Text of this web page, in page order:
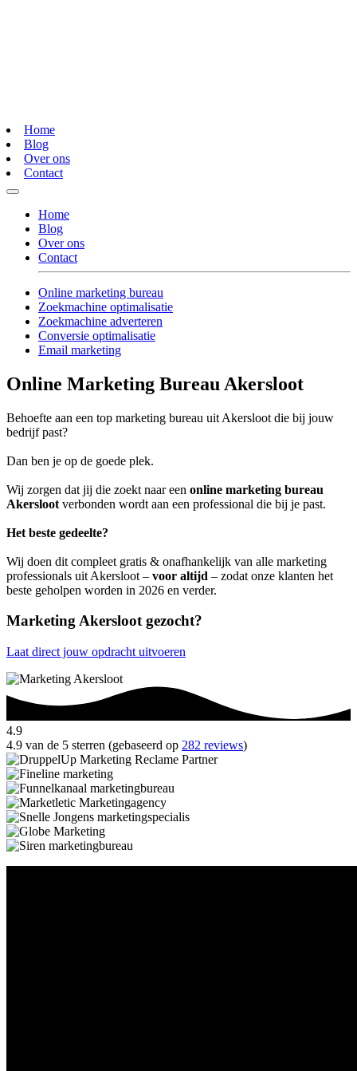
Home
Blog
Over ons
Contact
Home
Blog
Over ons
Contact
Online marketing bureau
Zoekmachine optimalisatie
Zoekmachine adverteren
Conversie optimalisatie
Email marketing
Online Marketing Bureau Akersloot
Behoefte aan een top marketing bureau uit Akersloot die bij jouw
bedrijf past?
Dan ben je op de goede plek.
Wij zorgen dat jij die zoekt naar een online marketing bureau
Akersloot verbonden wordt aan een professional die bij je past.
Het beste gedeelte?
Wij doen dit compleet gratis & onafhankelijk van alle marketing
professionals uit Akersloot – voor altijd – zodat onze klanten het
beste geholpen worden in 2026 en verder.
Marketing Akersloot gezocht?
Laat direct jouw opdracht uitvoeren
4.9
4.9 van de 5 sterren (gebaseerd op 282 reviews)